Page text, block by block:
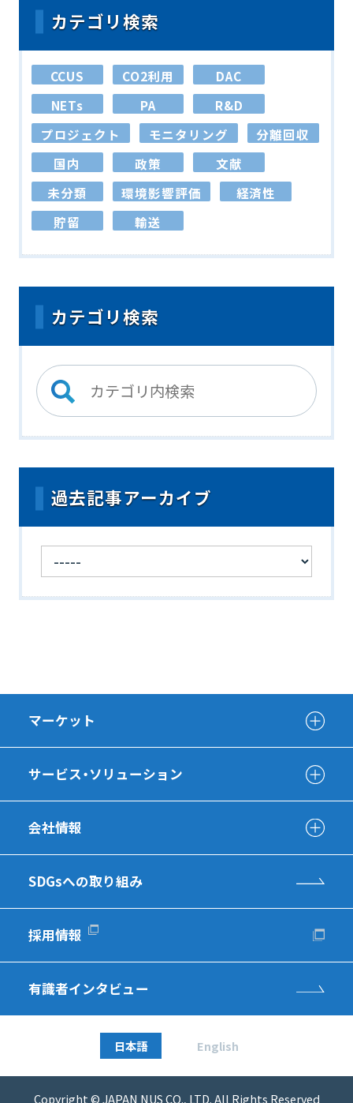
カテゴリ検索
CCUS CO2利用
DAC
NETs
PA
R&D
プロジェクト
モニタリング
分離回収
国内
政策
文献
未分類
環境影響評価
経済性
貯留
輸送
カテゴリ検索
過去記事アーカイブ
マーケット
サービス・ソリューション
会社情報
SDGsへの取り組み
採用情報
有識者インタビュー
日本語 English
Copyright © JAPAN NUS CO., LTD. All Rights Reserved